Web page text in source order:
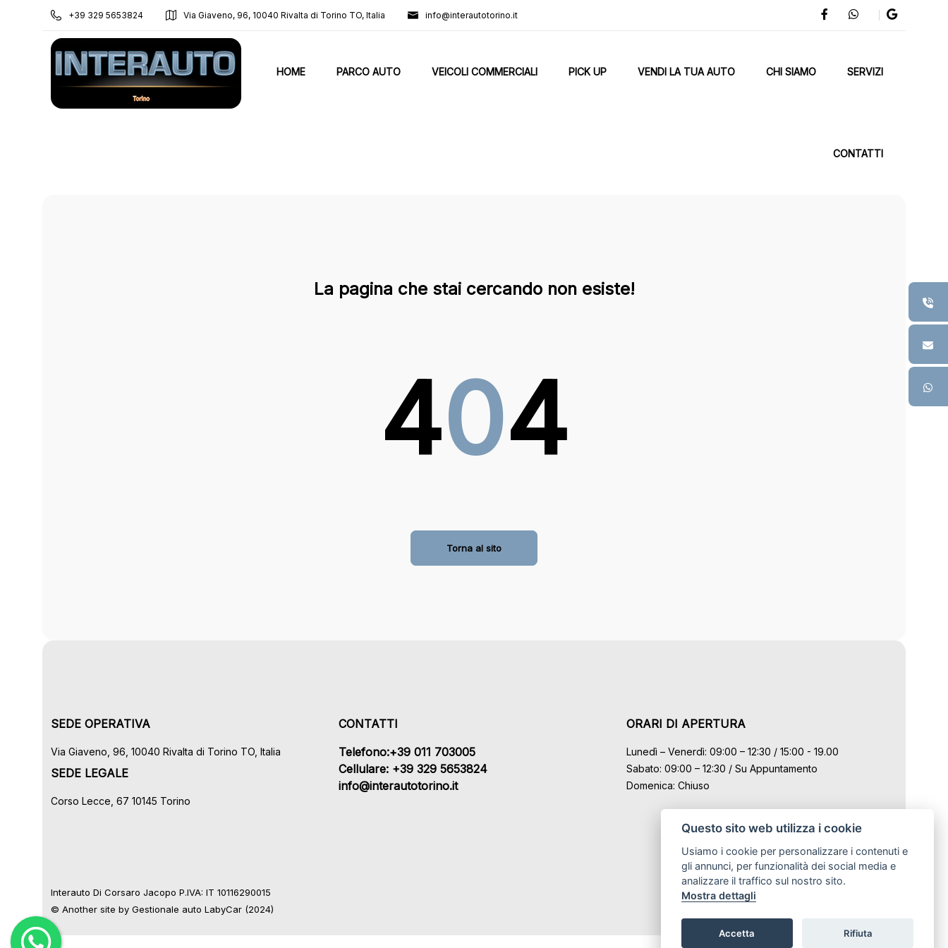
+39 329 5653824 Via Giaveno, 96, 10040 Rivalta di Torino TO, Italia info@interautotorino.it
Questo sito web utilizza i cookie
Usiamo i cookie per personalizzare i contenuti e
gli annunci, per funzionalità dei social media e
analizzare il traffico sul nostro sito.
Mostra dettagli
Accetta Rifiuta
HOME PARCO AUTO VEICOLI COMMERCIALI PICK UP VENDI LA TUA AUTO CHI SIAMO SERVIZI
CONTATTI
La pagina che stai cercando non esiste!
404
Torna al sito
SEDE OPERATIVA
Via Giaveno, 96, 10040 Rivalta di Torino TO, Italia
SEDE LEGALE
Corso Lecce, 67 10145 Torino
CONTATTI
Telefono:+39 011 703005
Cellulare: +39 329 5653824
info@interautotorino.it
ORARI DI APERTURA
Lunedì – Venerdì: 09:00 – 12:30 / 15:00 - 19.00
Sabato: 09:00 – 12:30 / Su Appuntamento
Domenica: Chiuso
Interauto Di Corsaro Jacopo P.IVA: IT 10116290015
© Another site by Gestionale auto LabyCar (2024)